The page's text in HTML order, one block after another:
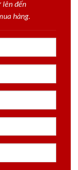
lên đến
hàng.